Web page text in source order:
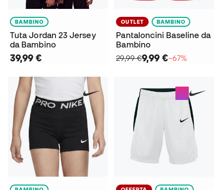
BAMBINO
Tuta Jordan 23 Jersey
da Bambino
39,99 €
OUTLET BAMBINO
Pantaloncini Baseline da
Bambino
29,99 €9,99 €−67%